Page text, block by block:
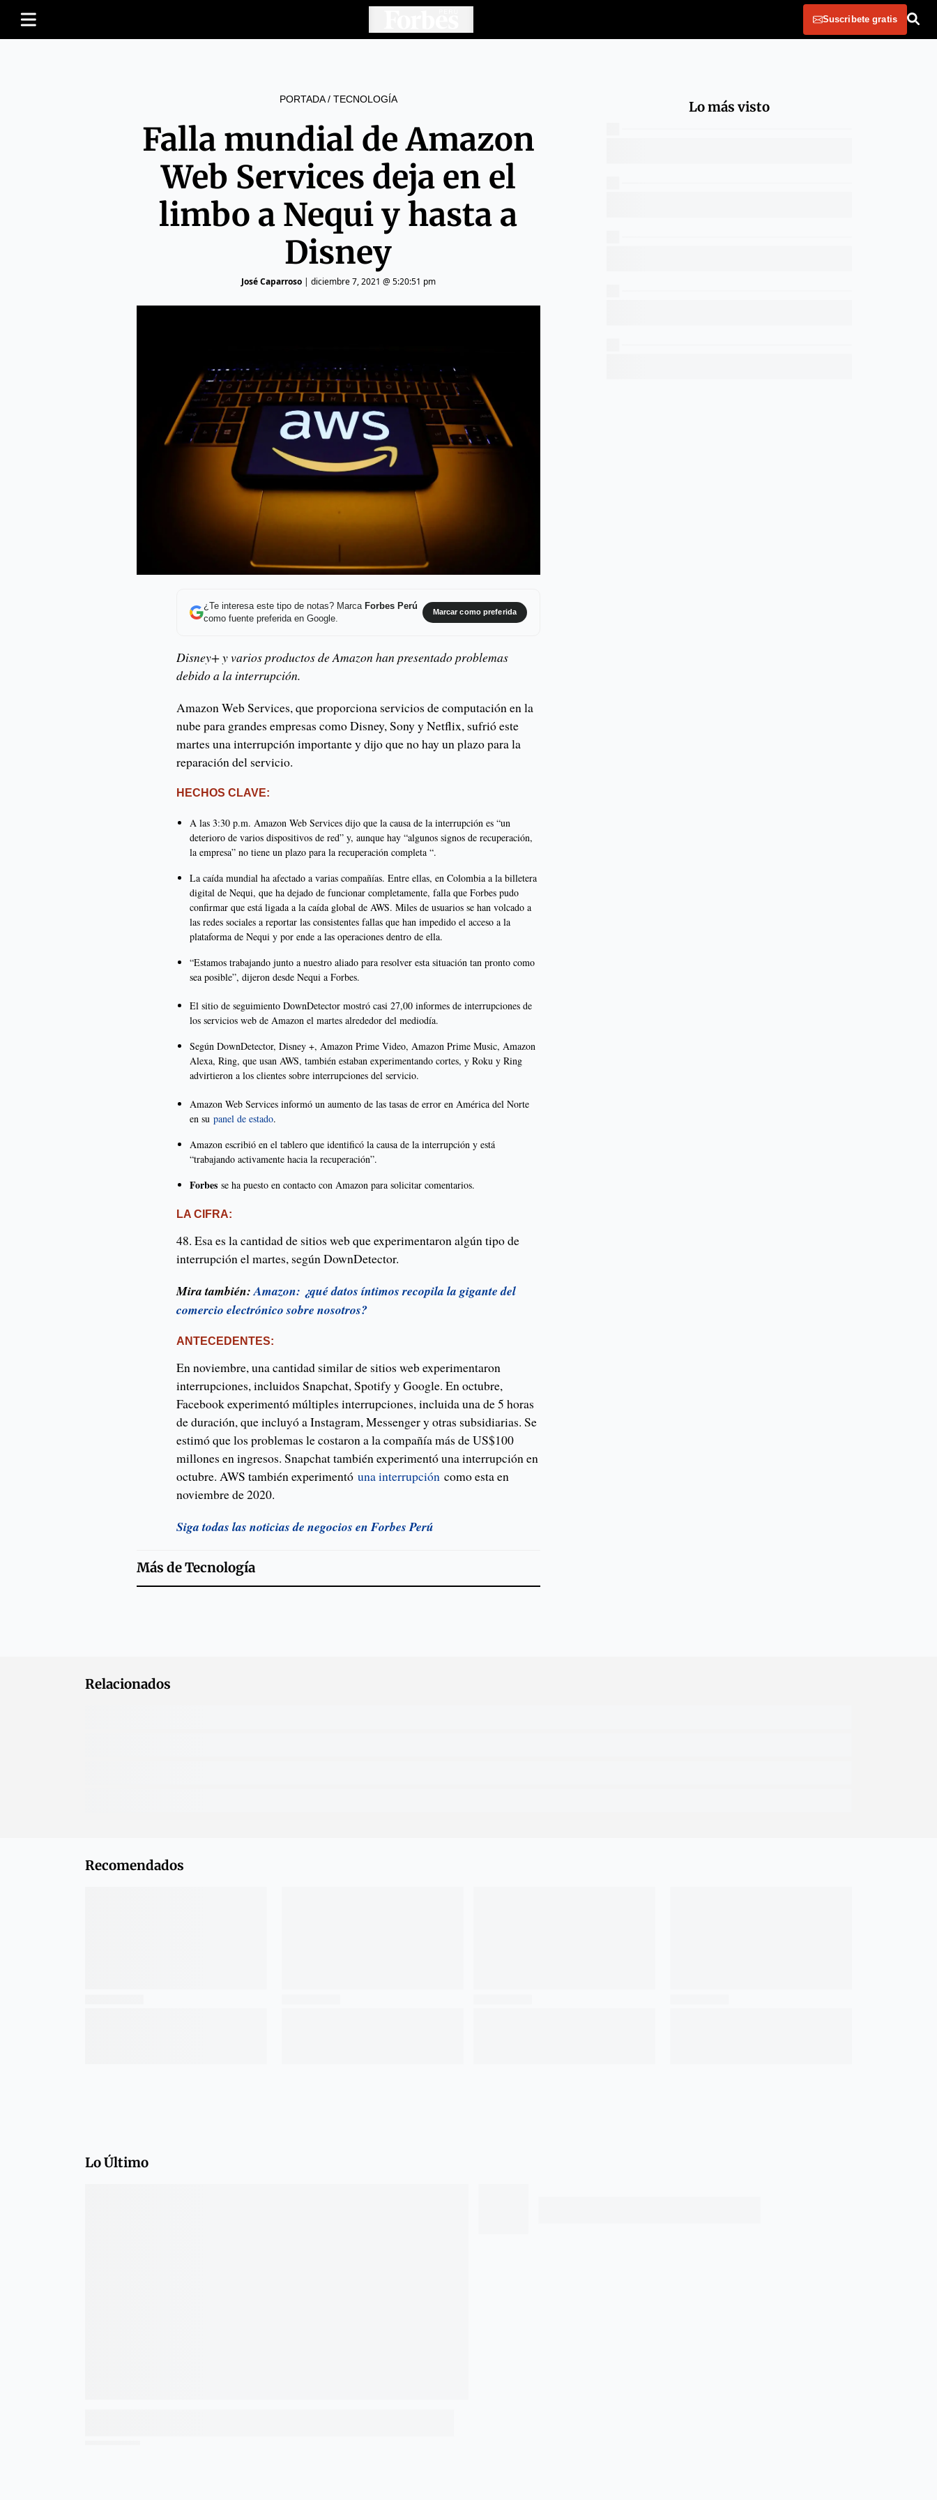
Suscribete gratis
PORTADA/ TECNOLOGÍA
Falla mundial de Amazon
Web Services deja en el
limbo a Nequi y hasta a
Disney
José Caparroso| diciembre 7, 2021 @ 5:20:51 pm
¿Te interesa este tipo de notas? Marca Forbes Perú
como fuente preferida en Google.
Marcar como preferida
Disney+ y varios productos de Amazon han presentado problemas
debido a la interrupción.
Amazon Web Services, que proporciona servicios de computación en la
nube para grandes empresas como Disney, Sony y Netflix, sufrió este
martes una interrupción importante y dijo que no hay un plazo para la
reparación del servicio.
HECHOS CLAVE:
A las 3:30 p.m. Amazon Web Services dijo que la causa de la interrupción es “un
deterioro de varios dispositivos de red” y, aunque hay “algunos signos de recuperación,
la empresa” no tiene un plazo para la recuperación completa “.
La caída mundial ha afectado a varias compañías. Entre ellas, en Colombia a la billetera
digital de Nequi, que ha dejado de funcionar completamente, falla que Forbes pudo
confirmar que está ligada a la caída global de AWS. Miles de usuarios se han volcado a
las redes sociales a reportar las consistentes fallas que han impedido el acceso a la
plataforma de Nequi y por ende a las operaciones dentro de ella.
“Estamos trabajando junto a nuestro aliado para resolver esta situación tan pronto como
sea posible”, dijeron desde Nequi a Forbes.
El sitio de seguimiento DownDetector mostró casi 27,00 informes de interrupciones de
los servicios web de Amazon el martes alrededor del mediodía.
Según DownDetector, Disney +, Amazon Prime Video, Amazon Prime Music, Amazon
Alexa, Ring, que usan AWS, también estaban experimentando cortes, y Roku y Ring
advirtieron a los clientes sobre interrupciones del servicio.
Amazon Web Services informó un aumento de las tasas de error en América del Norte
en supanel de estado.
Amazon escribió en el tablero que identificó la causa de la interrupción y está
“trabajando activamente hacia la recuperación”.
Forbesse ha puesto en contacto con Amazon para solicitar comentarios.
LA CIFRA:
48. Esa es la cantidad de sitios web que experimentaron algún tipo de
interrupción el martes, según DownDetector.
Mira también:Amazon: ¿qué datos íntimos recopila la gigante del
comercio electrónico sobre nosotros?
ANTECEDENTES:
En noviembre, una cantidad similar de sitios web experimentaron
interrupciones, incluidos Snapchat, Spotify y Google. En octubre,
Facebook experimentó múltiples interrupciones, incluida una de 5 horas
de duración, que incluyó a Instagram, Messenger y otras subsidiarias. Se
estimó que los problemas le costaron a la compañía más de US$100
millones en ingresos. Snapchat también experimentó una interrupción en
octubre. AWS también experimentóuna interrupción como esta en
noviembre de 2020.
Siga todas las noticias de negocios en Forbes Perú
Más deTecnología
Lo más visto
Relacionados
Recomendados
Lo Último